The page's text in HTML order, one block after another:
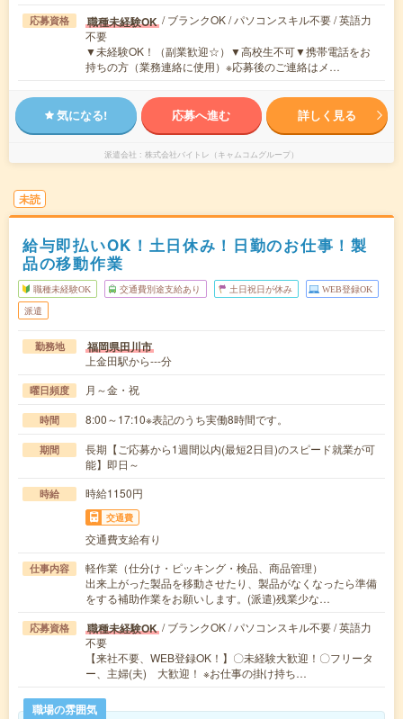
応募資格 職種未経験OK / ブランクOK / パソコンスキル不要 / 英語力
不要
▼未経験OK！（副業歓迎☆）▼高校生不可▼携帯電話をお
持ちの方（業務連絡に使用）※応募後のご連絡はメ…
気になる! 応募へ進む 詳しく見る
派遣会社 株式会社バイトレ（キャムコムグループ）
未読
給与即払いOK！土日休み！日勤のお仕事！製
品の移動作業
職種未経験OK 交通費別途支給あり 土日祝日が休み WEB登録OK
派遣
勤務地 福岡県田川市
上金田駅から---分
曜日頻度 月～金・祝
時間 8:00～17:10※表記のうち実働8時間です。
期間
長期【ご応募から1週間以内(最短2日目)のスピード就業が可
能】即日～
時給 時給1150円
交通費
交通費支給有り
仕事内容
軽作業（仕分け・ピッキング・検品、商品管理）
出来上がった製品を移動させたり、製品がなくなったら準備
をする補助作業をお願いします。(派遣)残業少な…
応募資格 職種未経験OK / ブランクOK / パソコンスキル不要 / 英語力
不要
【来社不要、WEB登録OK！】〇未経験大歓迎！〇フリータ
ー、主婦(夫) 大歓迎！ ※お仕事の掛け持ち…
職場の雰囲気